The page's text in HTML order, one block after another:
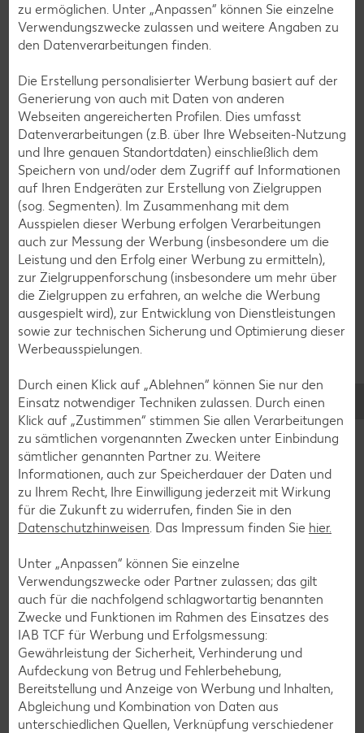
Pfannkuchen-Rezepte
Plätzchen-Rezepte
Smoothie-Rezepte
Bowle-Rezepte
Cocktail-Rezepte
Avocado-Rezepte
Erdbeer-Rezepte
Blaubeer-Rezepte
Bananen-Rezepte
Zurück zu allen Rezepten
Glutenfreie Rezepte
Wer auf Gluten verzichtet, muss nicht automatisch auf
Vielfalt und Geschmack verzichten. Ob süß oder herzhaft –
mit unseren glutenfreien Rezepten zauberst du dir Gerichte,
die nicht nur verträglich, sondern auch richtig lecker sind.
zu ermöglichen. Unter „Anpassen“ können Sie einzelne
Verwendungszwecke zulassen und weitere Angaben zu
den Datenverarbeitungen finden.
Die Erstellung personalisierter Werbung basiert auf der
Generierung von auch mit Daten von anderen
Webseiten angereicherten Profilen. Dies umfasst
Datenverarbeitungen (z.B. über Ihre Webseiten-Nutzung
und Ihre genauen Standortdaten) einschließlich dem
Speichern von und/oder dem Zugriff auf Informationen
auf Ihren Endgeräten zur Erstellung von Zielgruppen
(sog. Segmenten). Im Zusammenhang mit dem
Ausspielen dieser Werbung erfolgen Verarbeitungen
auch zur Messung der Werbung (insbesondere um die
Leistung und den Erfolg einer Werbung zu ermitteln),
zur Zielgruppenforschung (insbesondere um mehr über
die Zielgruppen zu erfahren, an welche die Werbung
ausgespielt wird), zur Entwicklung von Dienstleistungen
sowie zur technischen Sicherung und Optimierung dieser
Werbeausspielungen.
Durch einen Klick auf „Ablehnen“ können Sie nur den
Einsatz notwendiger Techniken zulassen. Durch einen
Klick auf „Zustimmen“ stimmen Sie allen Verarbeitungen
zu sämtlichen vorgenannten Zwecken unter Einbindung
sämtlicher genannten Partner zu. Weitere
Informationen, auch zur Speicherdauer der Daten und
zu Ihrem Recht, Ihre Einwilligung jederzeit mit Wirkung
für die Zukunft zu widerrufen, finden Sie in den
Datenschutzhinweisen . Das Impressum finden Sie hier.
Unter „Anpassen“ können Sie einzelne
Verwendungszwecke oder Partner zulassen; das gilt
auch für die nachfolgend schlagwortartig benannten
Zwecke und Funktionen im Rahmen des Einsatzes des
IAB TCF für Werbung und Erfolgsmessung:
Gewährleistung der Sicherheit, Verhinderung und
Aufdeckung von Betrug und Fehlerbehebung,
Bereitstellung und Anzeige von Werbung und Inhalten,
Abgleichung und Kombination von Daten aus
unterschiedlichen Quellen, Verknüpfung verschiedener